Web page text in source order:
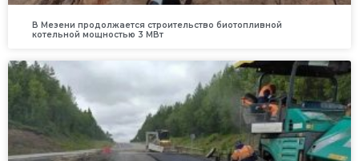
В Мезени продолжается строительство биотопливной
котельной мощностью 3 МВт